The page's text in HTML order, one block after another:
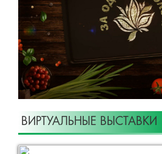
ВИРТУАЛЬНЫЕ ВЫСТАВКИ